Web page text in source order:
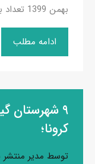
بهمن 1399 تعداد بیماران…
ادامه مطلب
۹ شهرستان
کرونا؛
توسط مدیر